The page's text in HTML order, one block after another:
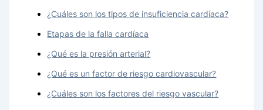
¿Cuáles son los tipos de insuficiencia cardíaca?
Etapas de la falla cardíaca
¿Qué es la presión arterial?
¿Qué es un factor de riesgo cardiovascular?
¿Cuáles son los factores del riesgo vascular?